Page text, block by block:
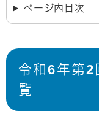
ページ内目次
令和6年第2
覧